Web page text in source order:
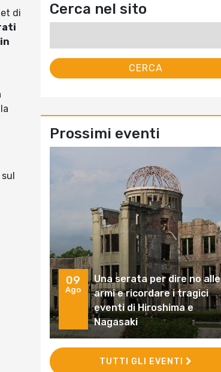
di
Cerca nel sito
Prossimi eventi
09
Ago
Una serata per dire no alle
armi e ricordare i tragici
eventi di Hiroshima e
Nagasaki
TUTTI GLI EVENTI